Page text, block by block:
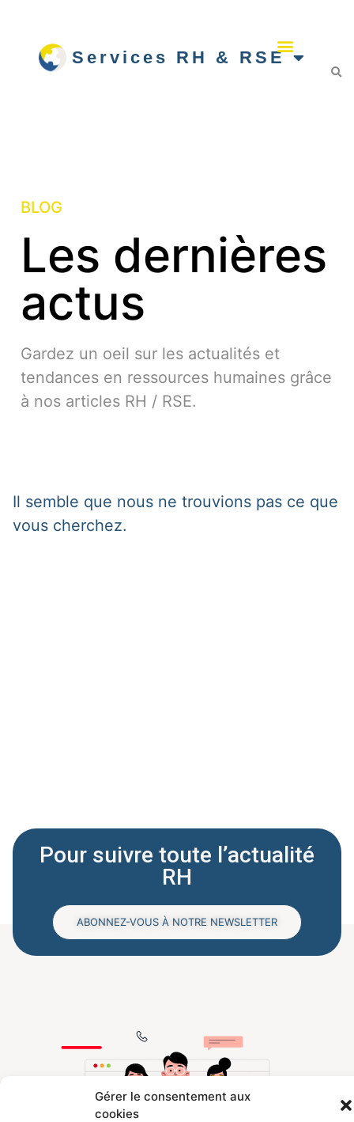
Gérer le consentement aux
cookies
Services RH & RSE
BLOG
Les dernières
actus
Gardez un oeil sur les actualités et
tendances en ressources humaines grâce
à nos articles RH / RSE.
Il semble que nous ne trouvions pas ce que
vous cherchez.
Pour suivre toute l’actualité
RH
ABONNEZ-VOUS À NOTRE NEWSLETTER